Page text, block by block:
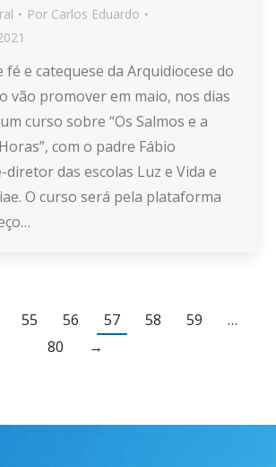
Por Carlos Eduardo
fé e catequese da Arquidiocese do
vão promover em maio, nos dias
curso sobre “Os Salmos e a
com o padre Fábio
diretor das escolas Luz e Vida e
O curso será pela plataforma
55 56 57 58 59
…
80
→